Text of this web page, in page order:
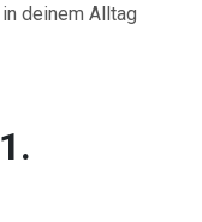
deinem Alltag